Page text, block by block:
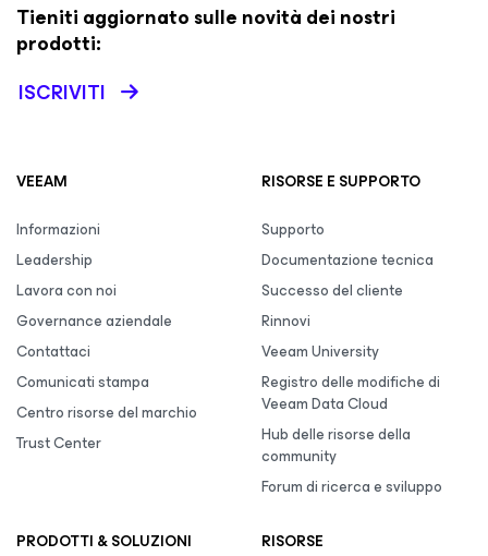
Tieniti aggiornato sulle novità dei nostri
prodotti:
ISCRIVITI
VEEAM
Informazioni
Leadership
Lavora con noi
Governance aziendale
Contattaci
Comunicati stampa
Centro risorse del marchio
Trust Center
RISORSE E SUPPORTO
Supporto
Documentazione tecnica
Successo del cliente
Rinnovi
Veeam University
Registro delle modifiche di
Veeam Data Cloud
Hub delle risorse della
community
Forum di ricerca e sviluppo
PRODOTTI & SOLUZIONI
RISORSE